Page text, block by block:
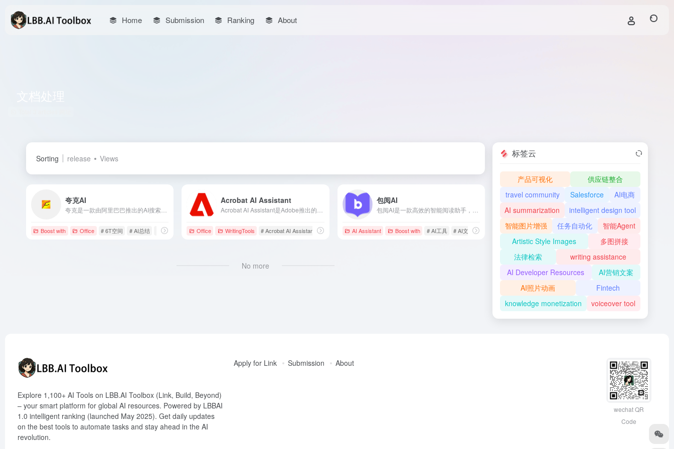
Home Submission Ranking About
Sorting release Views
夸克AI
Boost with Office # 6T空间 # AI总结 # AI搜索
Acrobat AI Assistant
Office WritingTools # Acrobat AI Assistant # Adobe # AI文档工具
包阅AI
AI Assistant Boost with # AI工具 # AI文档工具 # OCR识别
No more
标签云
产品可视化
供应链整合
travel community
Salesforce
AI电商
AI summarization
intelligent design tool
智能图片增强
任务自动化
智能Agent
Artistic Style Images
多图拼接
法律检索
writing assistance
AI Developer Resources
AI营销文案
AI照片动画
Fintech
knowledge monetization
voiceover tool
Explore 1,100+ AI Tools on LBB.AI Toolbox (Link, Build, Beyond)
– your smart platform for global AI resources. Powered by LBBAI
1.0 intelligent ranking (launched May 2025). Get daily updates
on the best tools to automate tasks and stay ahead in the AI
revolution.
Apply for Link Submission About
wechat QR
Code